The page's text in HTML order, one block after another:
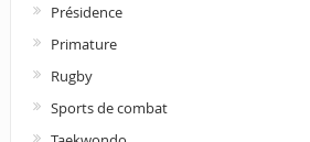
Présidence
Primature
Rugby
Sports de combat